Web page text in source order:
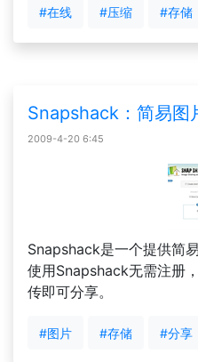
#在线 #压缩 #存储
Snapshack：简易图
2009-4-20 6:45
Snapshack是一个提供简
使用Snapshack无需注册
传即可分享。
#图片 #存储 #分享